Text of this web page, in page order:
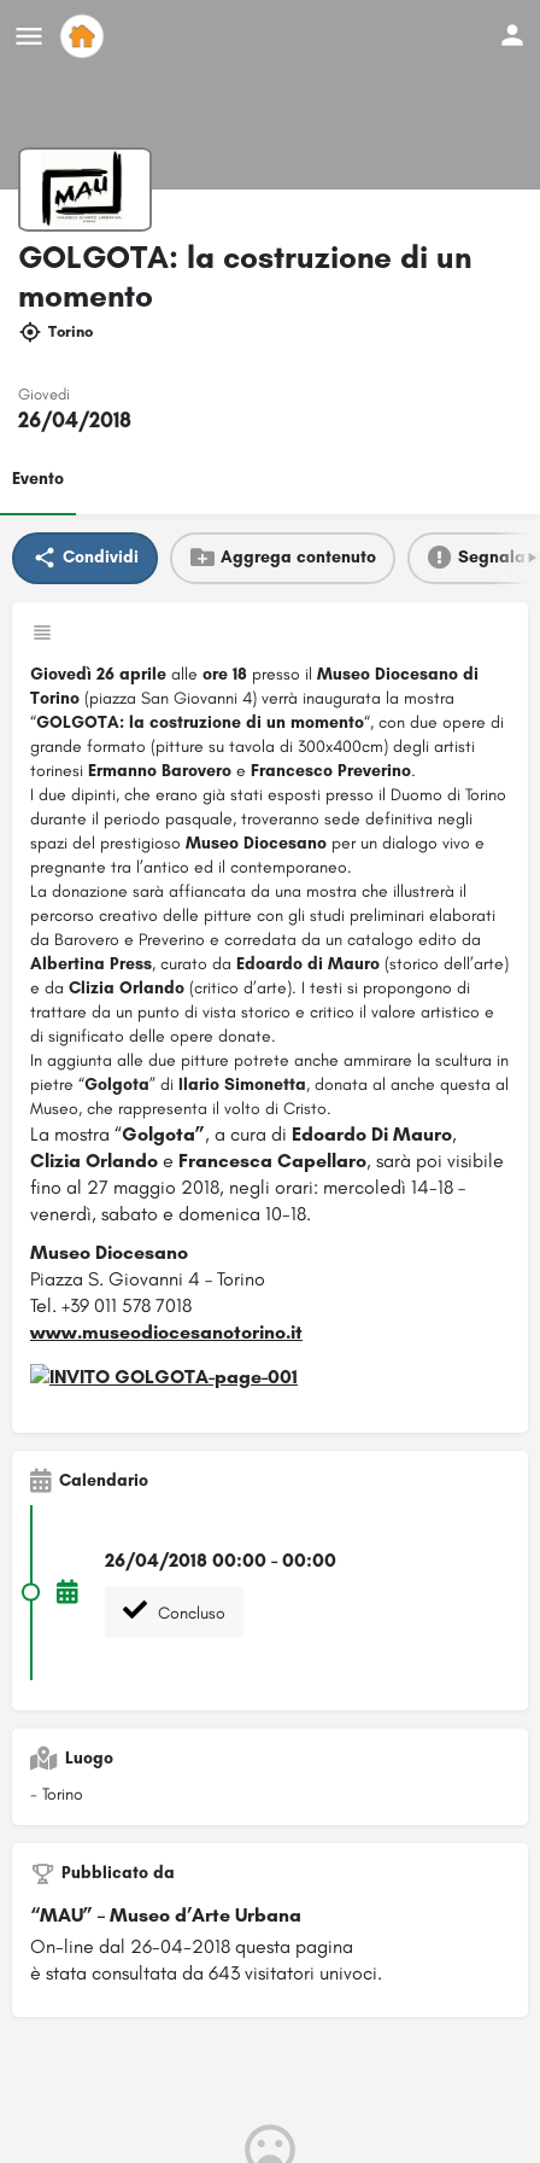
GOLGOTA: la costruzione di un
momento
Torino
Giovedi
26/04/2018
Evento
Condividi Aggrega contenuto Segnala
Giovedì 26 aprile alle ore 18 presso il Museo Diocesano di
Torino (piazza San Giovanni 4) verrà inaugurata la mostra
“GOLGOTA: la costruzione di un momento“, con due opere di
grande formato (pitture su tavola di 300x400cm) degli artisti
torinesi Ermanno Barovero e Francesco Preverino.
I due dipinti, che erano già stati esposti presso il Duomo di Torino
durante il periodo pasquale, troveranno sede definitiva negli
spazi del prestigioso Museo Diocesano per un dialogo vivo e
pregnante tra l’antico ed il contemporaneo.
La donazione sarà affiancata da una mostra che illustrerà il
percorso creativo delle pitture con gli studi preliminari elaborati
da Barovero e Preverino e corredata da un catalogo edito da
Albertina Press, curato da Edoardo di Mauro (storico dell’arte)
e da Clizia Orlando (critico d’arte). I testi si propongono di
trattare da un punto di vista storico e critico il valore artistico e
di significato delle opere donate.
In aggiunta alle due pitture potrete anche ammirare la scultura in
pietre “Golgota” di Ilario Simonetta, donata al anche questa al
Museo, che rappresenta il volto di Cristo.
La mostra “Golgota”, a cura di Edoardo Di Mauro,
Clizia Orlando e Francesca Capellaro, sarà poi visibile
fino al 27 maggio 2018, negli orari: mercoledì 14-18 –
venerdì, sabato e domenica 10-18.
Museo Diocesano
Piazza S. Giovanni 4 – Torino
Tel. +39 011 578 7018
www.museodiocesanotorino.it
Calendario
26/04/2018 00:00 - 00:00
Concluso
Luogo
- Torino
Pubblicato da
“MAU” – Museo d’Arte Urbana
On-line dal 26-04-2018 questa pagina
è stata consultata da 643 visitatori univoci.